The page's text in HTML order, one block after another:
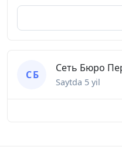
С Б
Сеть Бюро
Saytda 5 yil